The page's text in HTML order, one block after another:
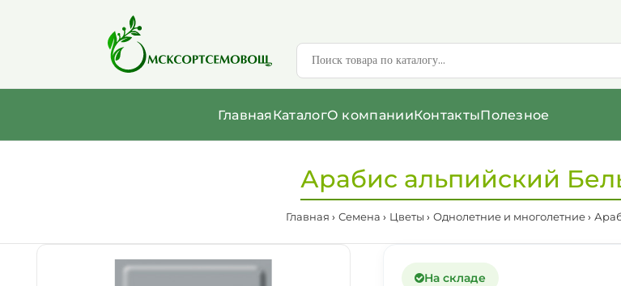
ГлавнаяКаталогО компанииКонтактыПолезное
Арабис альпийский
Главная Семена Цветы Однолетние и многолетние
На складе